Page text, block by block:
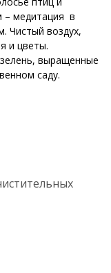
– медитация в
Чистый воздух,
и цветы.
выращенные
саду.